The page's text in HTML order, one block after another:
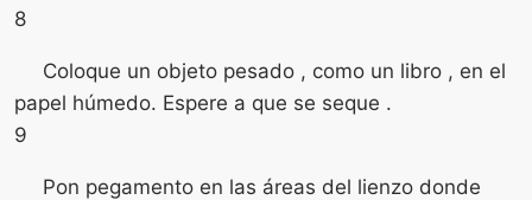
8
Coloque un objeto pesado , como un libro , en el
papel húmedo. Espere a que se seque .
9
Pon pegamento en las áreas del lienzo donde